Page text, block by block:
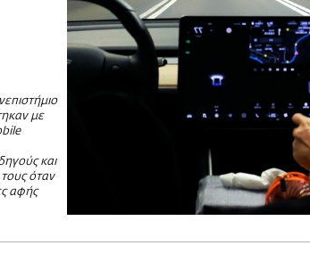
με
και
όταν
αφής